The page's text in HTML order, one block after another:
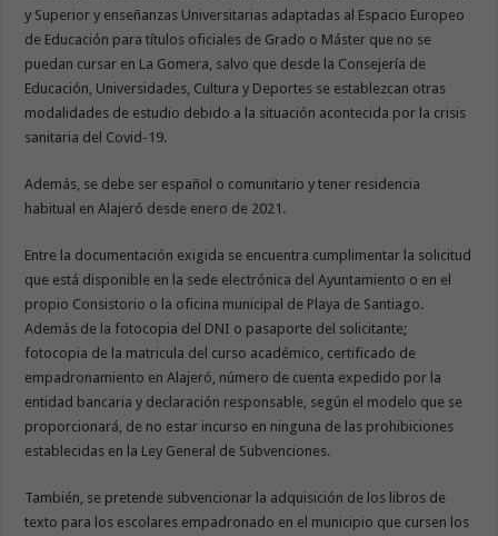
y Superior y enseñanzas Universitarias adaptadas al Espacio Europeo
de Educación para títulos oficiales de Grado o Máster que no se
puedan cursar en La Gomera, salvo que desde la Consejería de
Educación, Universidades, Cultura y Deportes se establezcan otras
modalidades de estudio debido a la situación acontecida por la crisis
sanitaria del Covid-19.
Además, se debe ser español o comunitario y tener residencia
habitual en Alajeró desde enero de 2021.
Entre la documentación exigida se encuentra cumplimentar la solicitud
que está disponible en la sede electrónica del Ayuntamiento o en el
propio Consistorio o la oficina municipal de Playa de Santiago.
Además de la fotocopia del DNI o pasaporte del solicitante;
fotocopia de la matricula del curso académico, certificado de
empadronamiento en Alajeró, número de cuenta expedido por la
entidad bancaria y declaración responsable, según el modelo que se
proporcionará, de no estar incurso en ninguna de las prohibiciones
establecidas en la Ley General de Subvenciones.
También, se pretende subvencionar la adquisición de los libros de
texto para los escolares empadronado en el municipio que cursen los